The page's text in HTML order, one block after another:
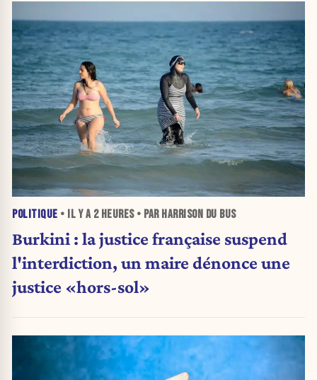
POLITIQUE • IL Y A 2 HEURES• PAR HARRISON DU BUS
Burkini : la justice française suspend
l'interdiction, un maire dénonce une
justice «hors-sol»